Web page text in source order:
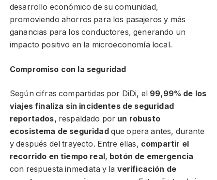
desarrollo económico de su comunidad,
promoviendo ahorros para los pasajeros y más
ganancias para los conductores, generando un
impacto positivo en la microeconomía local.
Compromiso con la seguridad
Según cifras compartidas por DiDi, el 99,99% de los
viajes finaliza sin incidentes de seguridad
reportados, respaldado por un robusto
ecosistema de seguridad que opera antes, durante
y después del trayecto. Entre ellas, compartir el
recorrido en tiempo real , botón de emergencia
con respuesta inmediata y la verificación de